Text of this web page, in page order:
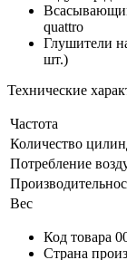
quattro
Глушители
шт.)
Технические
Частота
Количество
Потребление
Вес
Код товара
Страна